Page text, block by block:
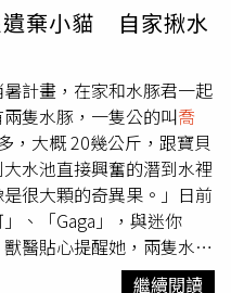
遺棄小貓 自家揪水
計畫，在家和水豚君一起
隻水豚，一隻公的叫喬
，大概 20幾公斤，跟寶貝
水池直接興奮的潛到水裡
很大顆的奇異果。」日前
、「Gaga」，與迷你
醫貼心提醒她，兩隻水豚
，王宥忻也趁夏天帶著水
繼續閱讀